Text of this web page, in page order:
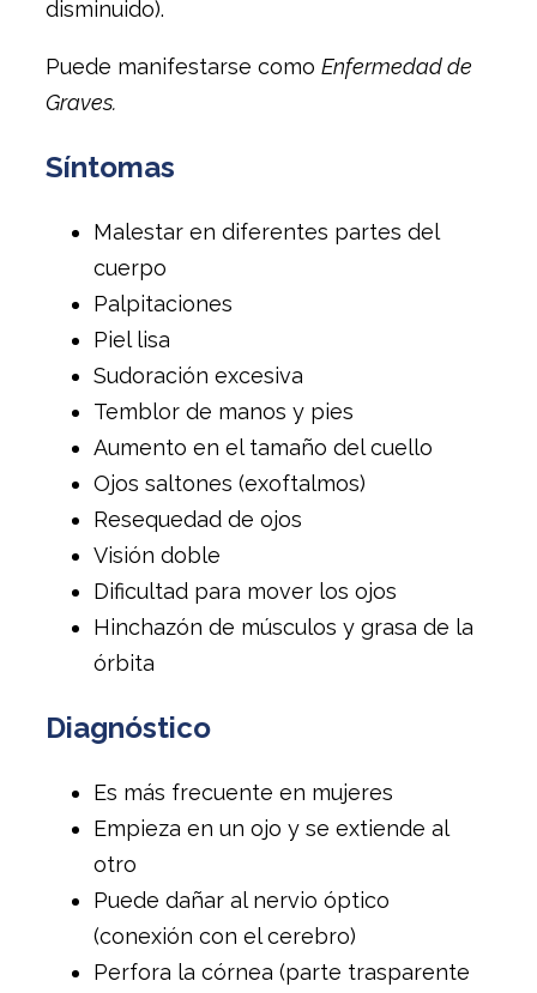
disminuido).
Puede manifestarse como Enfermedad de
Graves.
Síntomas
Malestar en diferentes partes del
cuerpo
Palpitaciones
Piel lisa
Sudoración excesiva
Temblor de manos y pies
Aumento en el tamaño del cuello
Ojos saltones (exoftalmos)
Resequedad de ojos
Visión doble
Dificultad para mover los ojos
Hinchazón de músculos y grasa de la
órbita
Diagnóstico
Es más frecuente en mujeres
Empieza en un ojo y se extiende al
otro
Puede dañar al nervio óptico
(conexión con el cerebro)
Perfora la córnea (parte trasparente